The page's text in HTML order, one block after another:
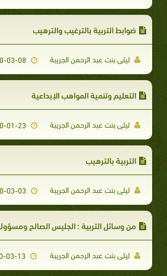
ضوابط التربية بالترغيب والترهيب
ليلى بنت عبد الرحمن الجريبة
التعليم وتنمية المواهب الإبداعية
ليلى بنت عبد الرحمن الجريبة
التربية بالترهيب
ليلى بنت عبد الرحمن الجريبة
من وسائل التربية : الجليس الصالح ومسؤولية
ليلى بنت عبد الرحمن الجريبة 2010-03-13